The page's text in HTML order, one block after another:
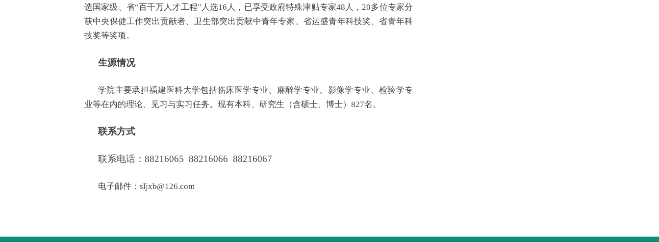
选国家级、省“百千万人才工程”人选16人，已享受政府特殊津贴专家48人，20多位专家分
获中央保健工作突出贡献者、卫生部突出贡献中青年专家、省运盛青年科技奖、省青年科
技奖等奖项。
生源情况
学院主要承担福建医科大学包括临床医学专业、麻醉学专业、影像学专业、检验学专
业等在内的理论、见习与实习任务。现有本科、研究生（含硕士、博士）827名。
联系方式
联系电话：88216065 88216066 88216067
电子邮件：sljxb@126.com